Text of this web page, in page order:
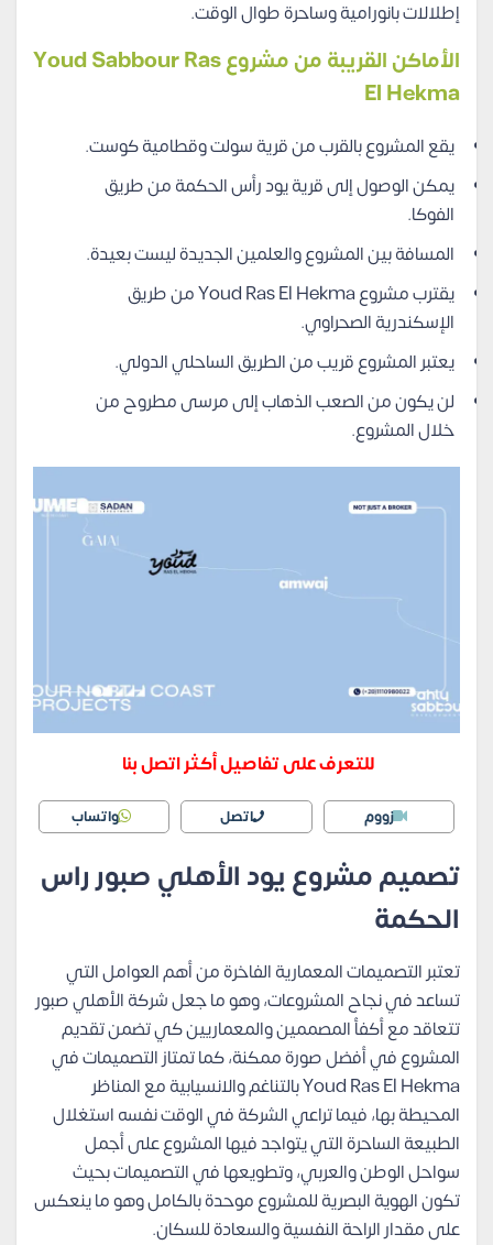
إطلالات بانورامية وساحرة طوال الوقت.
الأماكن القريبة من مشروع Youd Sabbour Ras
El Hekma
يقع المشروع بالقرب من قرية سولت وقطامية كوست.
يمكن الوصول إلى قرية يود رأس الحكمة من طريق
الفوكا.
المسافة بين المشروع والعلمين الجديدة ليست بعيدة.
يقترب مشروع Youd Ras El Hekma من طريق
الإسكندرية الصحراوي.
يعتبر المشروع قريب من الطريق الساحلي الدولي.
لن يكون من الصعب الذهاب إلى مرسى مطروح من
خلال المشروع.
للتعرف على تفاصيل أكثر اتصل بنا
زووم اتصل واتساب
تصميم مشروع يود الأهلي صبور راس
الحكمة
تعتبر التصميمات المعمارية الفاخرة من أهم العوامل التي
تساعد في نجاح المشروعات، وهو ما جعل شركة الأهلي صبور
تتعاقد مع أكفأ المصممين والمعماريين كي تضمن تقديم
المشروع في أفضل صورة ممكنة، كما تمتاز التصميمات في
Youd Ras El Hekma بالتناغم والانسيابية مع المناظر
المحيطة بها، فيما تراعي الشركة في الوقت نفسه استغلال
الطبيعة الساحرة التي يتواجد فيها المشروع على أجمل
سواحل الوطن والعربي، وتطويعها في التصميمات بحيث
تكون الهوية البصرية للمشروع موحدة بالكامل وهو ما ينعكس
على مقدار الراحة النفسية والسعادة للسكان.